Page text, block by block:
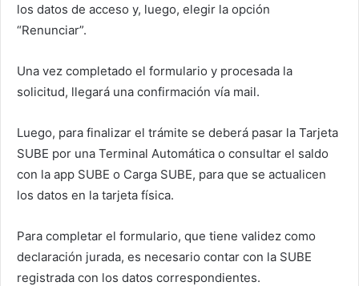
los datos de acceso y, luego, elegir la opción
“Renunciar”.
Una vez completado el formulario y procesada la
solicitud, llegará una confirmación vía mail.
Luego, para finalizar el trámite se deberá pasar la Tarjeta
SUBE por una Terminal Automática o consultar el saldo
con la app SUBE o Carga SUBE, para que se actualicen
los datos en la tarjeta física.
Para completar el formulario, que tiene validez como
declaración jurada, es necesario contar con la SUBE
registrada con los datos correspondientes.